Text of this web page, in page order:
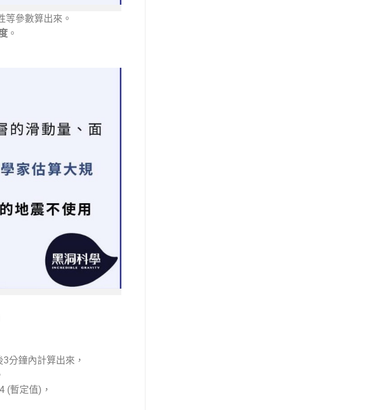
等參數算出來。
。
分鐘內計算出來，
(暫定值)，